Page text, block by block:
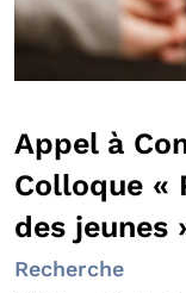
Appel à
Colloque «
des jeunes
Recherche